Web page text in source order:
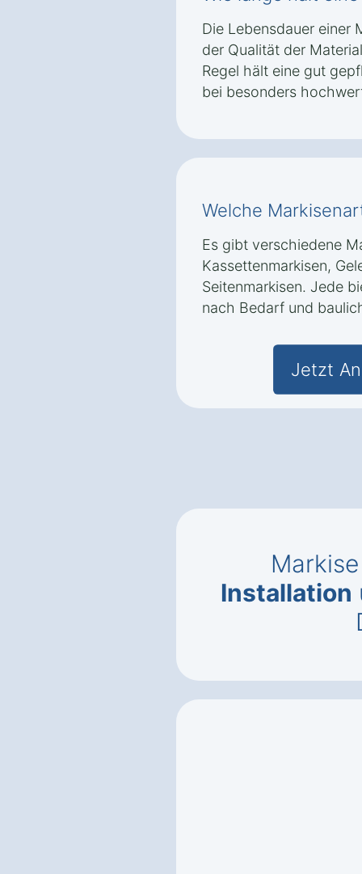
Die Lebensdauer einer
der Qualität der
Regel hält eine gut
bei besonders
Welche
Es gibt verschiedene
Kassettenmarkisen,
Seitenmarkisen. Jede
nach Bedarf und
Jetzt
Installation